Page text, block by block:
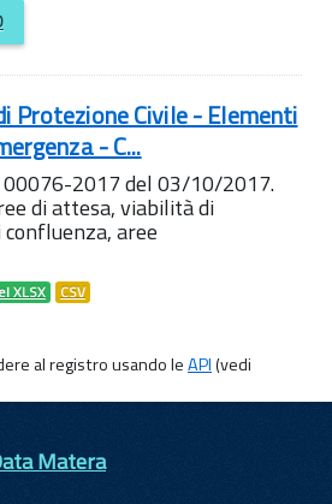
Protezione Civile - Elementi
- C...
00076-2017 del 03/10/2017.
di attesa, viabilità di
aree
XLSX CSV
al registro usando leAPI(vedi
Matera